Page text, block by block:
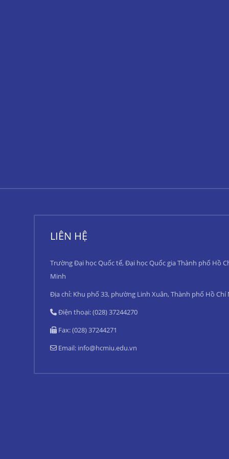
LIÊN HỆ
Trường Đại học Quốc tế, Đại học Quốc gia Thành phố Hồ
Minh
Địa chỉ: Khu phố 33, phường Linh Xuân, Thành phố Hồ Chí
Điện thoại: (028) 37244270
Fax: (028) 37244271
Email: info@hcmiu.edu.vn